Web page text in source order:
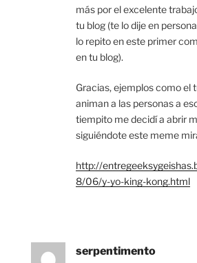
más por el excelente
tu blog (te lo dije en
lo repito en este primer
en tu blog).
Gracias, ejemplos como el
animan a las personas a
tiempito me decidí a abrir
siguiéndote este meme
http://
8/06/y-yo-king-kong.html
serpentimento